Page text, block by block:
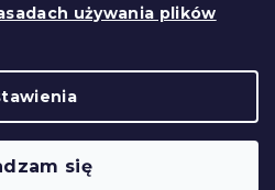
używania plików
się
Mieszkanie.
Edytuj ustawienia
cookie